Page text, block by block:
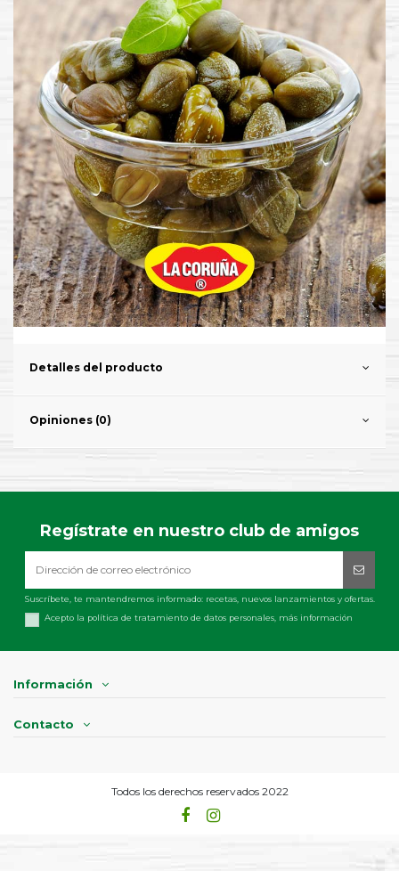
Detalles del producto
Opiniones (0)
Regístrate en nuestro club de amigos
Suscríbete, te mantendremos informado: recetas, nuevos lanzamientos y ofertas.
Acepto la política de tratamiento de datos personales, más información
Información
Contacto
Todos los derechos reservados 2022